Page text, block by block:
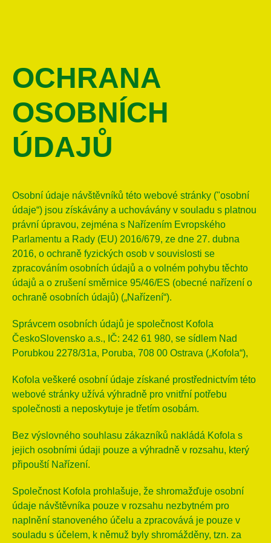
Produkty
Hry pro děti
SK
OCHRANA
OSOBNÍCH
ÚDAJŮ
Osobní údaje návštěvníků této webové stránky ("osobní
údaje“) jsou získávány a uchovávány v souladu s platnou
právní úpravou, zejména s Nařízením Evropského
Parlamentu a Rady (EU) 2016/679, ze dne 27. dubna
2016, o ochraně fyzických osob v souvislosti se
zpracováním osobních údajů a o volném pohybu těchto
údajů a o zrušení směrnice 95/46/ES (obecné nařízení o
ochraně osobních údajů) („Nařízení“).
Správcem osobních údajů je společnost Kofola
ČeskoSlovensko a.s., IČ: 242 61 980, se sídlem Nad
Porubkou 2278/31a, Poruba, 708 00 Ostrava („Kofola“),
Kofola veškeré osobní údaje získané prostřednictvím této
webové stránky užívá výhradně pro vnitřní potřebu
společnosti a neposkytuje je třetím osobám.
Bez výslovného souhlasu zákazníků nakládá Kofola s
jejich osobními údaji pouze a výhradně v rozsahu, který
připouští Nařízení.
Společnost Kofola prohlašuje, že shromažďuje osobní
údaje návštěvníka pouze v rozsahu nezbytném pro
naplnění stanoveného účelu a zpracovává je pouze v
souladu s účelem, k němuž byly shromážděny, tzn. za